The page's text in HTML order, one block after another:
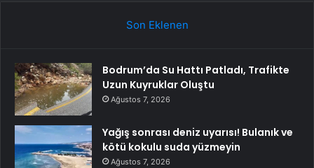
Son Eklenen
Bodrum’da Su Hattı Patladı, Trafikte
Uzun Kuyruklar Oluştu
Ağustos 7, 2026
Yağış sonrası deniz uyarısı! Bulanık ve
kötü kokulu suda yüzmeyin
Ağustos 7, 2026